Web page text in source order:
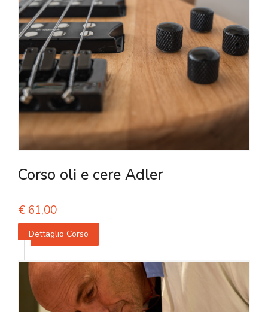
Corso oli e cere Adler
€ 61,00
Dettaglio Corso